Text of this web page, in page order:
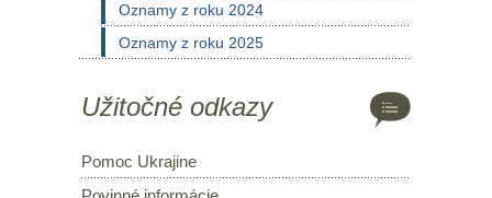
Oznamy z roku 2024
Oznamy z roku 2025
Užitočné odkazy
Pomoc Ukrajine